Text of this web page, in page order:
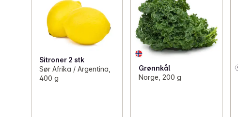
Sitroner 2 stk
Sør Afrika / Argentina,
400 g
Grønnkål
Norge, 200 g